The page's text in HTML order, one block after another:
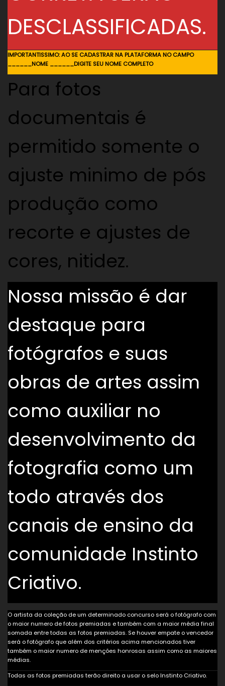
DESCLASSIFICADAS.
IMPORTANTISSIMO: AO SE CADASTRAR NA PLATAFORMA NO CAMPO
______NOME ______DIGITE SEU NOME COMPLETO
Para fotos
documentais é
permitido somente o
ajuste minimo de pós
produção como
recorte e ajustes de
cores, nitidez.
Nossa missão é dar
destaque para
fotógrafos e suas
obras de artes assim
como auxiliar no
desenvolvimento da
fotografia como um
todo através dos
canais de ensino da
comunidade Instinto
Criativo.
O artista da coleção de um determinado concurso será o fotógrafo com
o maior numero de fotos premiadas e também com a maior média final
somada entre todas as fotos premiadas. Se houver empate o vencedor
será o fotógrafo que além dos critérios acima mencionados tiver
também o maior numero de menções honrosas assim como as maiores
médias.
Todas as fotos premiadas terão direito a usar o selo Instinto Criativo.